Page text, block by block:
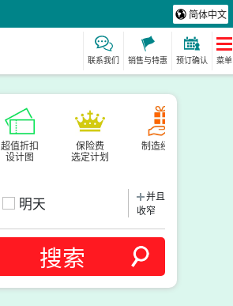
简体中文
联系我们 销售与特惠 预订确认 菜单
超值折扣
设计图
保险费
选定计划
制造经验
明天
并且
收窄